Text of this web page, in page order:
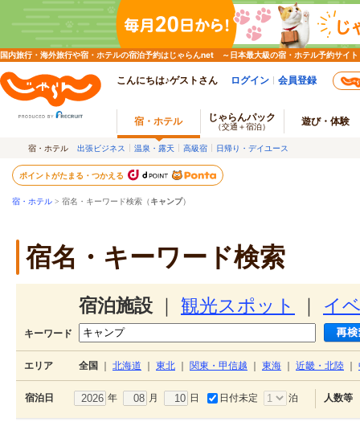
国内旅行・海外旅行や宿・ホテルの宿泊予約はじゃらんnet ～日本最大級の宿・ホテル予約サイト
こんにちは♪ゲストさん ログイン 会員登録
宿・ホテル じゃらんパック
（交通＋宿泊） 遊び・体験
宿・ホテル 出張ビジネス 温泉・露天 高級宿 日帰り・デイユース
ポイントがたまる・つかえる
宿・ホテル > 宿名・キーワード検索（キャンプ）
宿名・キーワード検索
宿泊施設 観光スポット イ
キーワード
エリア 全国 北海道 東北 関東・甲信越 東海 近畿・北陸
宿泊日 年 月 日 日付未定 泊 人数等